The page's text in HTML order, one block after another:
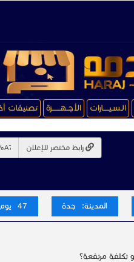
الـسـيـــــارات الأجــهـــــــزة تصنيفات
رابط مختصر للإعلان
المدينة: جدة 47 يوم
تكلفة مرتفعة؟